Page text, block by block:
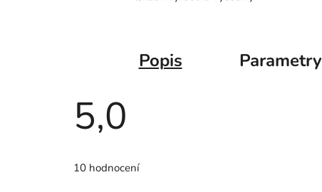
Popis Parametry
5,0
produktu
10 hodnocení